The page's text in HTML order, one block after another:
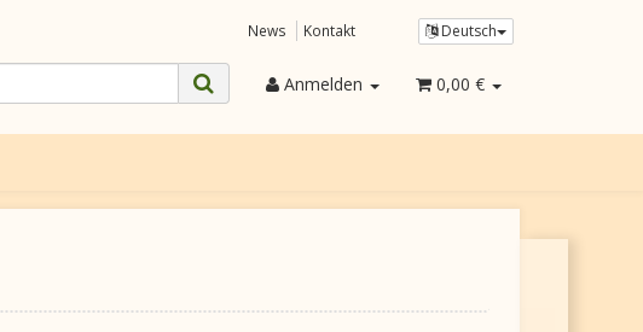
Deutsch
News Kontakt
Anmelden 0,00 €